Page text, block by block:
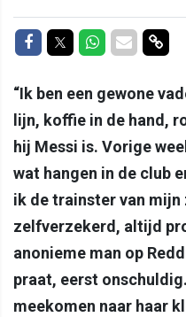
Delen op Facebook
Delen op Twitter
Delen op
Delen
“Ik ben een gewone
lijn, koffie in de hand,
hij Messi is. Vorige
wat hangen in de club
ik de trainster van
zelfverzekerd, altijd
anonieme man op
praat, eerst
meekomen naar haar